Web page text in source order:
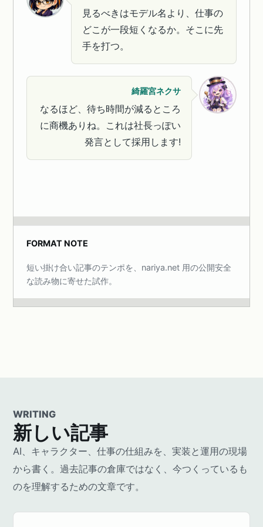
見るべきはモデル名より、仕事の
どこが一段短くなるか。そこに先
手を打つ。
綺羅宮ネクサ
なるほど、待ち時間が減るところ
に商機ありね。これは社長っぽい
発言として採用します!
FORMAT NOTE
短い掛け合い記事のテンポを、nariya.net 用の公開安全
な読み物に寄せた試作。
WRITING
新しい記事
AI、キャラクター、仕事の仕組みを、実装と運用の現場
から書く。過去記事の倉庫ではなく、今つくっているも
のを理解するための文章です。